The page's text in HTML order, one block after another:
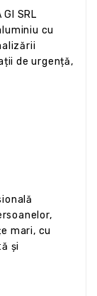
GI SRL
cu
de urgență,
mari, cu
și